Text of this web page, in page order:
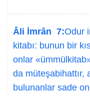
Âli İmrân 7:Odur
kitabı: bunun bir
onlar
da müteşabihattır,
bulunanlar sade